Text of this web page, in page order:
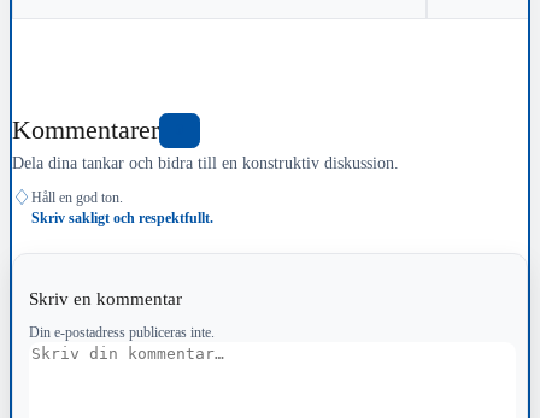
Kommentarer
Dela dina tankar och bidra till en konstruktiv diskussion.
♢ Håll en god ton.
Skriv sakligt och respektfullt.
Skriv en kommentar
Din e-postadress publiceras inte.
Kommentar